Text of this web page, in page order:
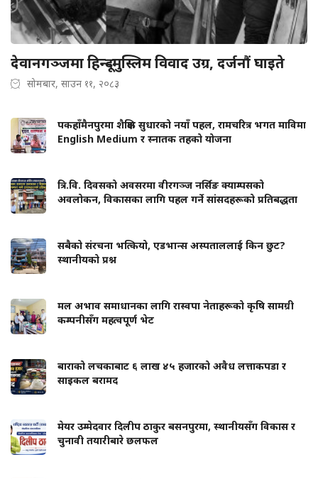
देवानगञ्जमा हिन्दू–मुस्लिम विवाद उग्र, दर्जनौं घाइते
सोमबार, साउन ११, २०८३
पकहाँमैनपुरमा शैक्षिक सुधारको नयाँ पहल, रामचरित्र भगत माविमा
English Medium र स्नातक तहको योजना
त्रि.वि. दिवसको अवसरमा वीरगञ्ज नर्सिङ क्याम्पसको
अवलोकन, विकासका लागि पहल गर्ने सांसदहरूको प्रतिबद्धता
सबैको संरचना भत्कियो, एडभान्स अस्पताललाई किन छुट?
स्थानीयको प्रश्न
मल अभाव समाधानका लागि रास्वपा नेताहरूको कृषि सामग्री
कम्पनीसँग महत्वपूर्ण भेट
बाराको लचकाबाट ६ लाख ४५ हजारको अवैध लत्ताकपडा र
साइकल बरामद
मेयर उम्मेदवार दिलीप ठाकुर बसनपुरमा, स्थानीयसँग विकास र
चुनावी तयारीबारे छलफल